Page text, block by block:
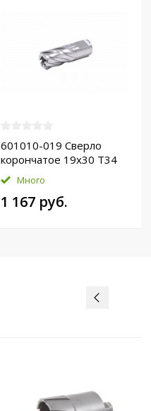
601010-019 Сверло
корончатое 19х30 T34
HSS-Pro
Много
1 167 руб.